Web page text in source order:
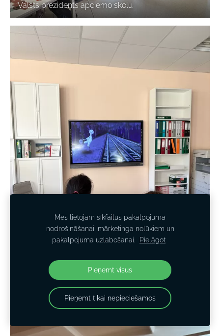
Valsts prezidents apciemo skolu
Mazs pasažieris- lielāka uzmanība!
Mēs lietojam sīkfailus pakalpojuma
nodrošināšanai, mārketinga nolūkiem un
pakalpojuma uzlabošanai.
Pielāgot
Pieņemt visus
Pieņemt tikai nepieciešamos